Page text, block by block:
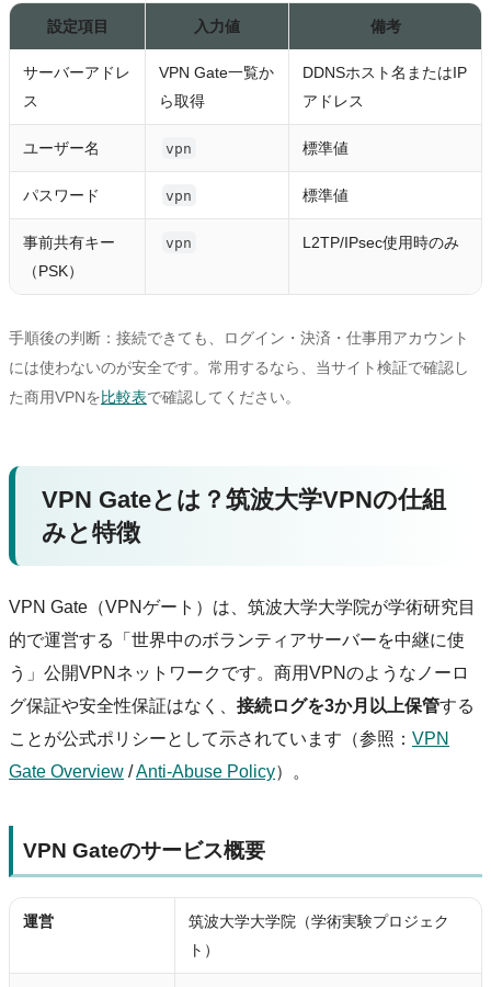
設定項目 入力値 備考
サーバーアドレ
ス
VPN Gate一覧か
ら取得
DDNSホスト名またはIP
アドレス
ユーザー名 vpn 標準値
パスワード vpn 標準値
事前共有キー
（PSK）
vpn L2TP/IPsec使用時のみ
手順後の判断：接続できても、ログイン・決済・仕事用アカウント
には使わないのが安全です。常用するなら、当サイト検証で確認し
た商用VPNを比較表で確認してください。
VPN Gateとは？筑波大学VPNの仕組
みと特徴
VPN Gate（VPNゲート）は、筑波大学大学院が学術研究目
的で運営する「世界中のボランティアサーバーを中継に使
う」公開VPNネットワークです。商用VPNのようなノーロ
グ保証や安全性保証はなく、 接続ログを3か月以上保管する
ことが公式ポリシーとして示されています（参照： VPN
Gate Overview /Anti-Abuse Policy）。
VPN Gateのサービス概要
運営
筑波大学大学院（学術実験プロジェク
ト）